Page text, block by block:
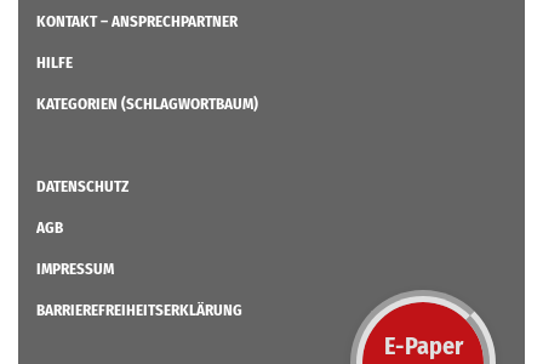
KONTAKT – ANSPRECHPARTNER
HILFE
KATEGORIEN (SCHLAGWORTBAUM)
DATENSCHUTZ
AGB
IMPRESSUM
BARRIEREFREIHEITSERKLÄRUNG
E-Paper